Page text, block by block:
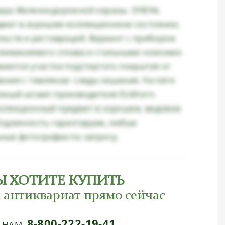
Железнодорожной охраны. ОЧЕНЬ
в хорошем коллекционном состоянии,
и реставраций. Вариант с прибором
сплава и стальными ножнами.
участки подстертого покрытия от
с темляком- следы ношения. На пяте
штамп производителя Eickhorn.
предмет в хорошем, видовом
гарантируем, любые
фотографии по запросу.
ХОТИТЕ КУПИТЬ
прямо сейчас